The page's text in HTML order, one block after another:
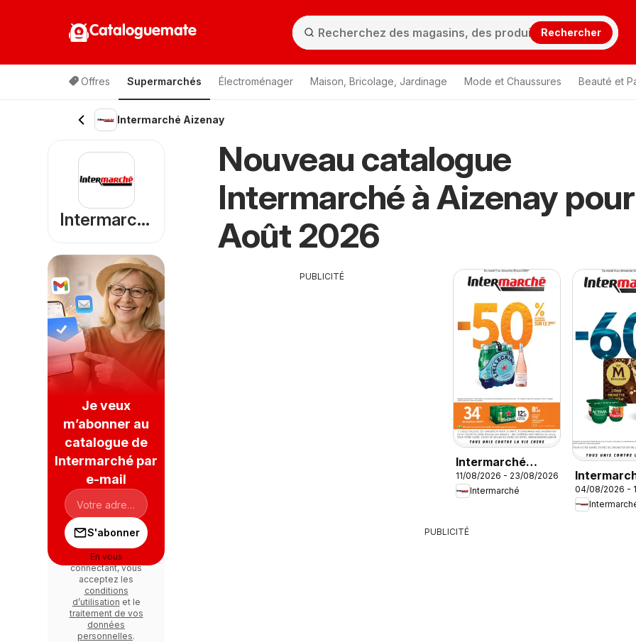
Cataloguemate Rechercher
Offres Supermarchés Électroménager Maison, Bricolage, Jardinage Mode et Chaussures Beauté et
Intermarché Aizenay
Nouveau catalogue
Intermarché à Aizenay pour
Août 2026
PUBLICITÉ
Intermarché
catalogue
11/08/2026 - 23/08/2026
Intermarché
offres
04/08/2026 -
PUBLICITÉ
Intermarché
Je veux
m’abonner au
catalogue de
Intermarché par
e-mail
S'abonner
En vous
connectant, vous
acceptez les
conditions
d’utilisation et le
traitement de vos
données
personnelles.